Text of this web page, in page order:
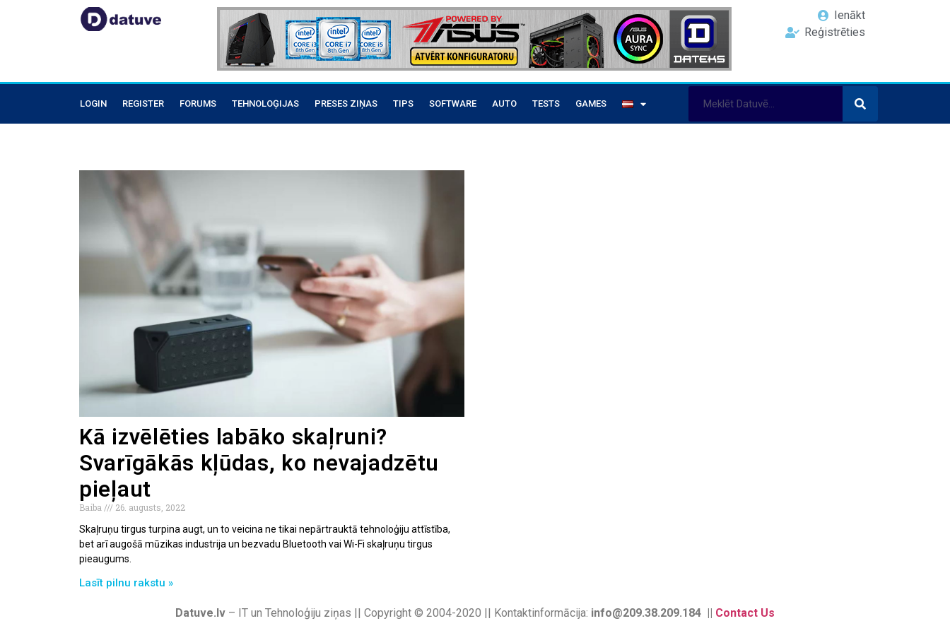
Ienākt
Reģistrēties
LOGIN REGISTER FORUMS TEHNOLOĢIJAS PRESES ZIŅAS TIPS SOFTWARE AUTO TESTS GAMES
Kā izvēlēties labāko skaļruni?
Svarīgākās kļūdas, ko nevajadzētu
pieļaut
Baiba
26. augusts, 2022
Skaļruņu tirgus turpina augt, un to veicina ne tikai nepārtrauktā tehnoloģiju attīstība,
bet arī augošā mūzikas industrija un bezvadu Bluetooth vai Wi-Fi skaļruņu tirgus
pieaugums.
Lasīt pilnu rakstu »
Datuve.lv – IT un Tehnoloģiju ziņas || Copyright © 2004-2020 || Kontaktinformācija: info@209.38.209.184 || Contact Us